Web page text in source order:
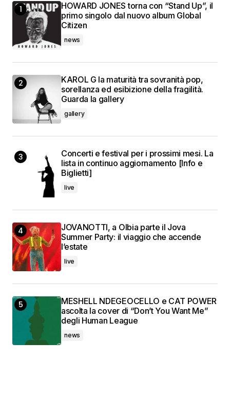
HOWARD JONES torna con “Stand Up”, il
primo singolo dal nuovo album Global
Citizen
news
KAROL G la maturità tra sovranità pop,
sorellanza ed esibizione della fragilità.
Guarda la gallery
gallery
Concerti e festival per i prossimi mesi. La
lista in continuo aggiornamento [Info e
Biglietti]
live
JOVANOTTI, a Olbia parte il Jova
Summer Party: il viaggio che accende
l’estate
live
MESHELL NDEGEOCELLO e CAT POWER
ascolta la cover di “Don’t You Want Me”
degli Human League
news